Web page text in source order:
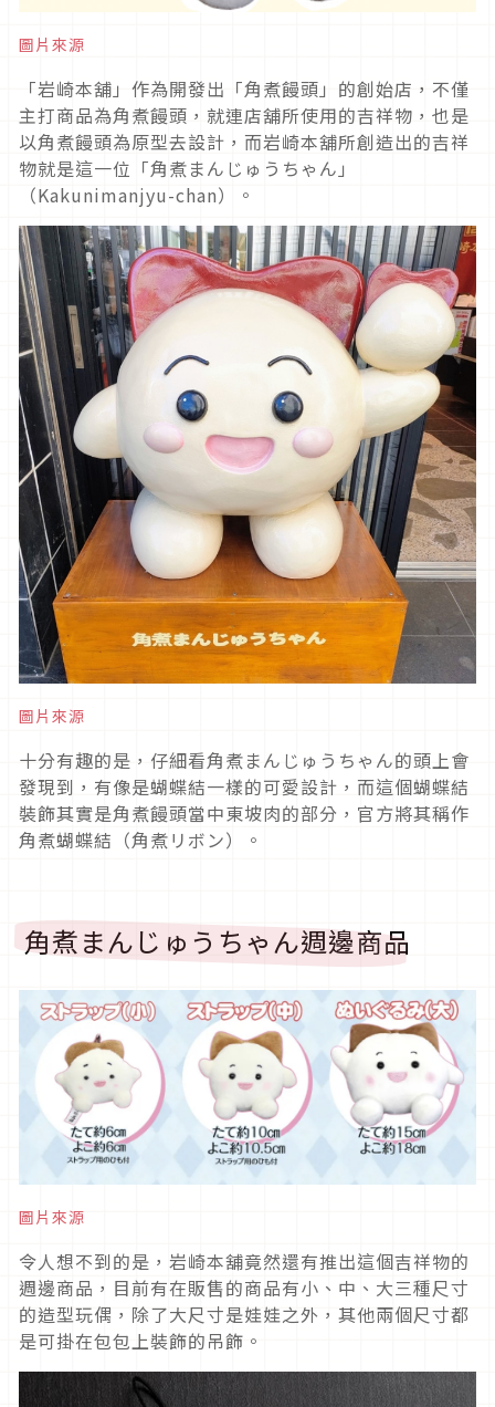
圖片來源
「岩崎本舖」作為開發出「角煮饅頭」的創始店，不僅
主打商品為角煮饅頭，就連店舖所使用的吉祥物，也是
以角煮饅頭為原型去設計，而岩崎本舖所創造出的吉祥
物就是這一位「角煮まんじゅうちゃん」
（Kakunimanjyu-chan）。
圖片來源
十分有趣的是，仔細看角煮まんじゅうちゃん的頭上會
發現到，有像是蝴蝶結一樣的可愛設計，而這個蝴蝶結
裝飾其實是角煮饅頭當中東坡肉的部分，官方將其稱作
角煮蝴蝶結（角煮リボン）。
角煮まんじゅうちゃん週邊商品
圖片來源
令人想不到的是，岩崎本舖竟然還有推出這個吉祥物的
週邊商品，目前有在販售的商品有小、中、大三種尺寸
的造型玩偶，除了大尺寸是娃娃之外，其他兩個尺寸都
是可掛在包包上裝飾的吊飾。